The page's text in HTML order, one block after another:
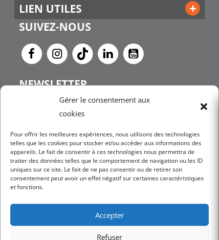
Gérer le consentement aux
cookies
Pour offrir les meilleures expériences, nous utilisons des technologies
telles que les cookies pour stocker et/ou accéder aux informations des
appareils. Le fait de consentir à ces technologies nous permettra de
traiter des données telles que le comportement de navigation ou les ID
uniques sur ce site. Le fait de ne pas consentir ou de retirer son
consentement peut avoir un effet négatif sur certaines caractéristiques
et fonctions.
Accepter
Refuser
LIEN UTILES
SUIVEZ-NOUS
NEWSLETTER
Politique de confidentialité
Conditions Générales de Vente